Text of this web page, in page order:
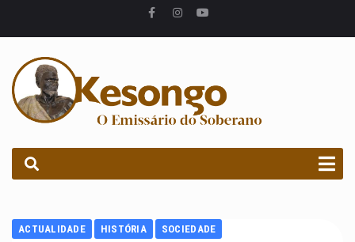
ACTUALIDADE HISTÓRIA SOCIEDADE